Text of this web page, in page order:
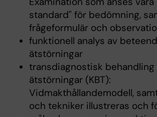
standard" för bedömning,
frågeformulär och
funktionell analys av
ätstörningar
transdiagnostisk behandling
ätstörningar (KBT):
Vidmakthållandemodell,
och tekniker illustreras och